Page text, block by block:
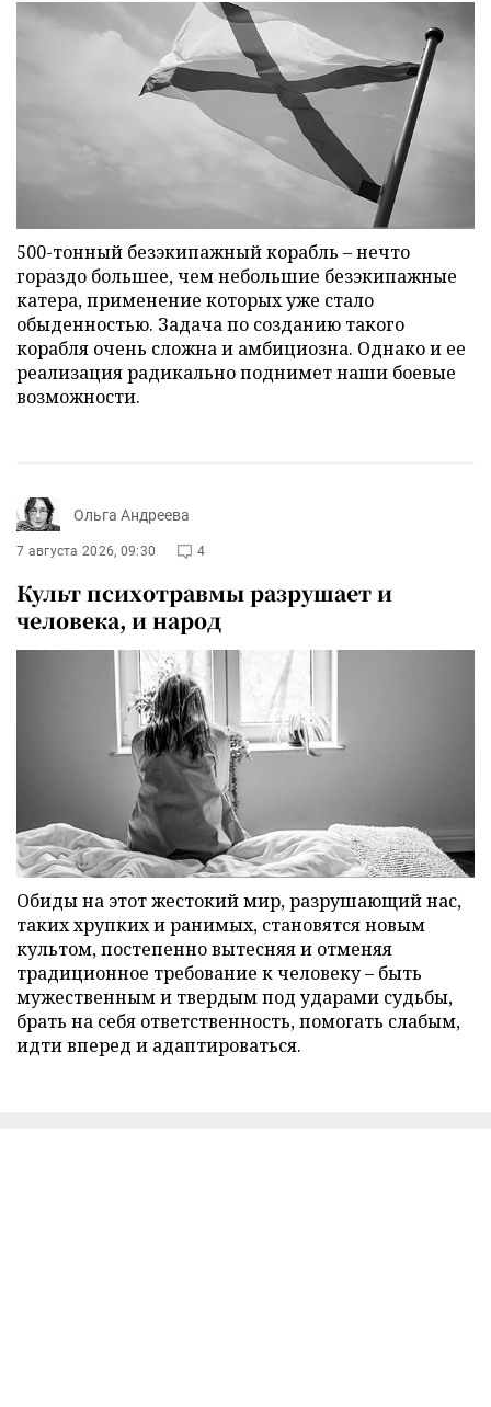
500-тонный безэкипажный корабль – нечто
гораздо большее, чем небольшие безэкипажные
катера, применение которых уже стало
обыденностью. Задача по созданию такого
корабля очень сложна и амбициозна. Однако и ее
реализация радикально поднимет наши боевые
возможности.
Ольга Андреева
7 августа 2026, 09:30 4
Культ психотравмы разрушает и
человека, и народ
Обиды на этот жестокий мир, разрушающий нас,
таких хрупких и ранимых, становятся новым
культом, постепенно вытесняя и отменяя
традиционное требование к человеку – быть
мужественным и твердым под ударами судьбы,
брать на себя ответственность, помогать слабым,
идти вперед и адаптироваться.